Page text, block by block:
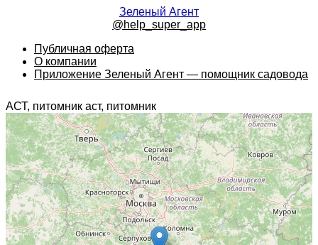
Зеленый Агент
@help_super_app
Публичная оферта
О компании
Приложение Зеленый Агент — помощник садовода
АСТ, питомник аст, питомник